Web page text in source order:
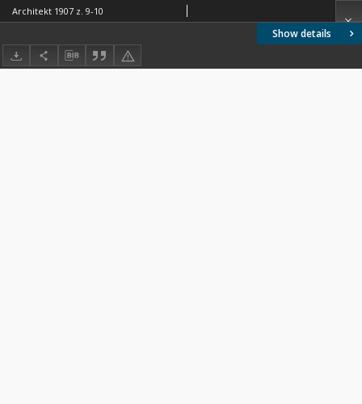
Show details
Architekt 1907 z. 9-10